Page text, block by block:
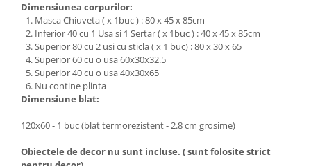
Dimensiunea corpurilor:
Masca Chiuveta ( x 1buc ) : 80 x 45 x 85cm
Inferior 40 cu 1 Usa si 1 Sertar ( x 1buc ) : 40 x 45 x 85cm
Superior 80 cu 2 usi cu sticla ( x 1 buc) : 80 x 30 x 65
Superior 60 cu o usa 60x30x32.5
Superior 40 cu o usa 40x30x65
Nu contine plinta
Dimensiune blat:
120x60 - 1 buc (blat termorezistent - 2.8 cm grosime)
Obiectele de decor nu sunt incluse. ( sunt folosite strict